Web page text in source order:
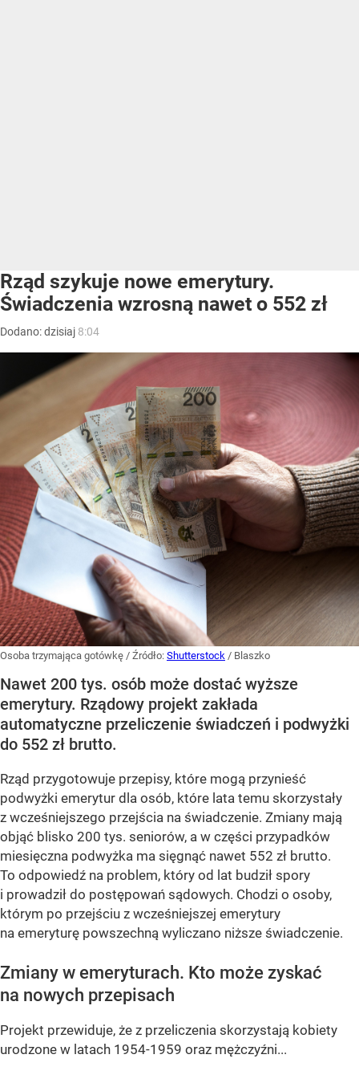
Rząd szykuje nowe emerytury.
Świadczenia wzrosną nawet o 552 zł
Dodano:dzisiaj 8:04
Osoba trzymająca gotówkę / Źródło: Shutterstock / Blaszko
Nawet 200 tys. osób może dostać wyższe
emerytury. Rządowy projekt zakłada
automatyczne przeliczenie świadczeń i podwyżki
do 552 zł brutto.
Rząd przygotowuje przepisy, które mogą przynieść
podwyżki emerytur dla osób, które lata temu skorzystały
z wcześniejszego przejścia na świadczenie. Zmiany mają
objąć blisko 200 tys. seniorów, a w części przypadków
miesięczna podwyżka ma sięgnąć nawet 552 zł brutto.
To odpowiedź na problem, który od lat budził spory
i prowadził do postępowań sądowych. Chodzi o osoby,
którym po przejściu z wcześniejszej emerytury
na emeryturę powszechną wyliczano niższe świadczenie.
Zmiany w emeryturach. Kto może zyskać
na nowych przepisach
Projekt przewiduje, że z przeliczenia skorzystają kobiety
urodzone w latach 1954-1959 oraz mężczyźni...